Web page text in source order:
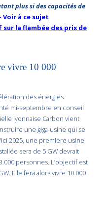
plus si des capacités de
Voir à ce sujet
la flambée des prix de
vivre 10 000
des énergies
mi-septembre en conseil
lyonnaise Carbon vient
une giga-usine qui se
2025, une première usine
sera de 5 GW devrait
personnes. L’objectif est
Elle fera alors vivre 10.000